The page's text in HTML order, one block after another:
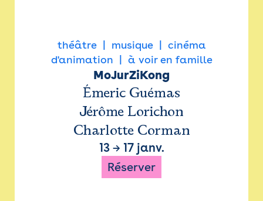
théâtre musique
cinéma
d'animation
à voir en famille
MoJurZiKong
Émeric Guémas
Jérôme Lorichon
Charlotte Corman
13→ 17 janv.
Réserver